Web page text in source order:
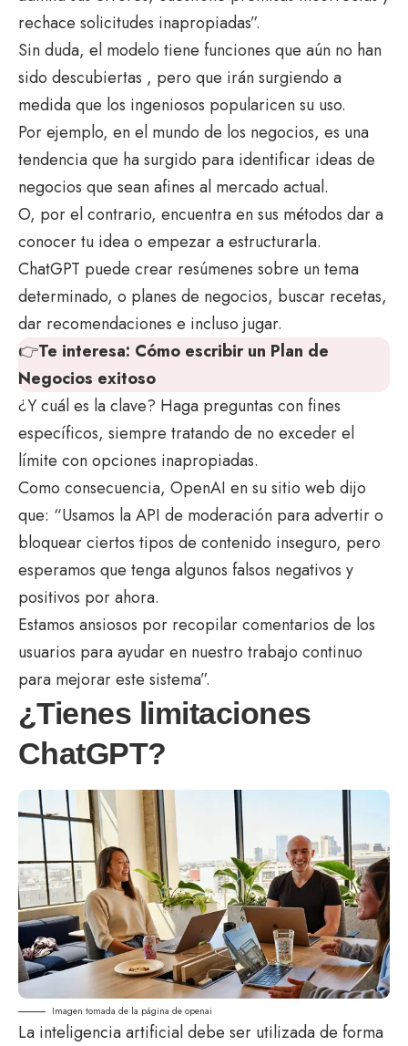
rechace solicitudes inapropiadas”.
Sin duda, el modelo tiene funciones que aún no han
sido descubiertas , pero que irán surgiendo a
medida que los ingeniosos popularicen su uso.
Por ejemplo, en el mundo de los negocios, es una
tendencia que ha surgido para identificar ideas de
negocios que sean afines al mercado actual.
O, por el contrario, encuentra en sus métodos dar a
conocer tu idea o empezar a estructurarla.
ChatGPT puede crear resúmenes sobre un tema
determinado, o planes de negocios, buscar recetas,
dar recomendaciones e incluso jugar.
👉Te interesa: Cómo escribir un Plan de
Negocios exitoso
¿Y cuál es la clave? Haga preguntas con fines
específicos, siempre tratando de no exceder el
límite con opciones inapropiadas.
Como consecuencia, OpenAI en su sitio web dijo
que: “Usamos la API de moderación para advertir o
bloquear ciertos tipos de contenido inseguro, pero
esperamos que tenga algunos falsos negativos y
positivos por ahora.
Estamos ansiosos por recopilar comentarios de los
usuarios para ayudar en nuestro trabajo continuo
para mejorar este sistema”.
¿Tienes limitaciones
ChatGPT?
Imagen tomada de la página de openai
La inteligencia artificial debe ser utilizada de forma